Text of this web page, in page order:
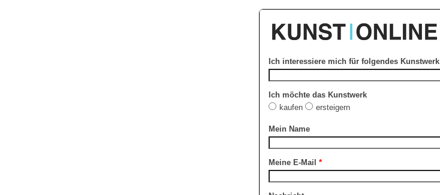
Ich interessiere mich für folgendes Kunstwerk
Ich möchte das Kunstwerk
kaufen
ersteigern
Mein Name
Meine E-Mail *